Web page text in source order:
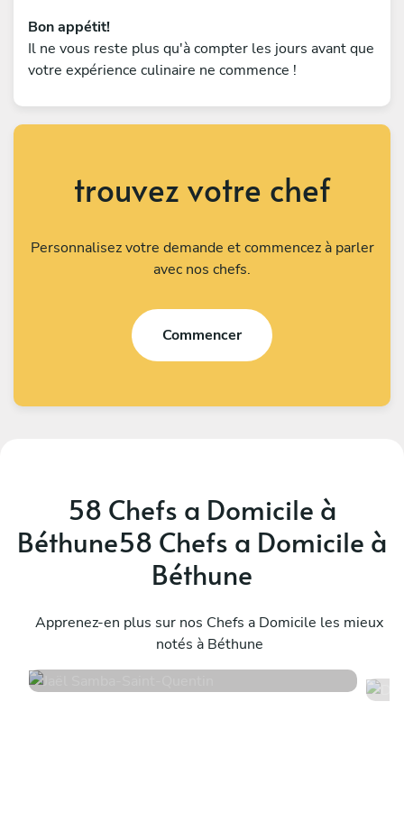
Bon appétit!
Il ne vous reste plus qu'à compter les jours avant que
votre expérience culinaire ne commence !
trouvez votre chef
Personnalisez votre demande et commencez à parler
avec nos chefs.
Commencer
58 Chefs a Domicile à
Béthune58 Chefs a Domicile à
Béthune
Apprenez-en plus sur nos Chefs a Domicile les mieux
notés à Béthune
Saint-Quentin
10 services